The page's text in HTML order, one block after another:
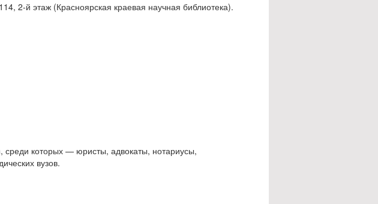
2-й этаж (Красноярская краевая научная библиотека).
среди которых — юристы, адвокаты, нотариусы,
вузов.